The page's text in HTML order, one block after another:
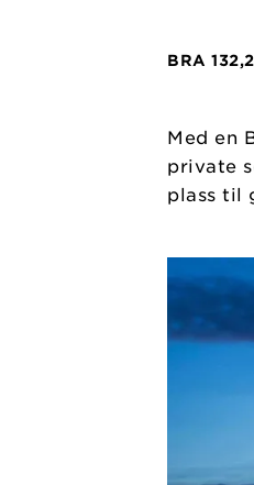
BRA
Med en
private
plass til